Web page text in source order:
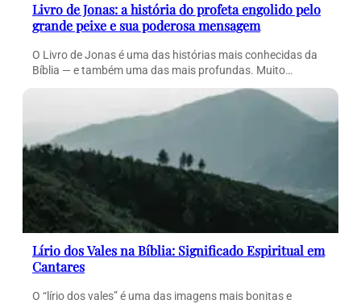
Livro de Jonas: a história do profeta engolido pelo
grande peixe e sua poderosa mensagem
O Livro de Jonas é uma das histórias mais conhecidas da
Bíblia — e também uma das mais profundas. Muito…
Lírio dos Vales na Bíblia: Significado Espiritual em
Cantares
O “lírio dos vales” é uma das imagens mais bonitas e